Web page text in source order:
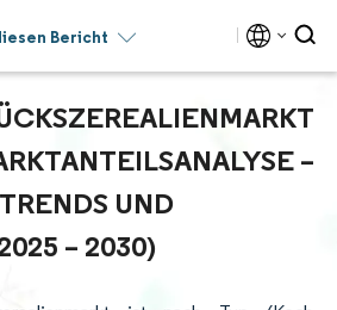
Bericht
– W
UND P
– 2030)